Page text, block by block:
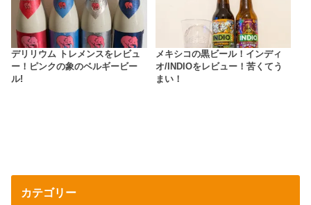
デリリウム トレメンスをレビュ
ー！ピンクの象のベルギービー
ル!
メキシコの黒ビール！インディ
オ/INDIOをレビュー！苦くてう
まい！
カテゴリー